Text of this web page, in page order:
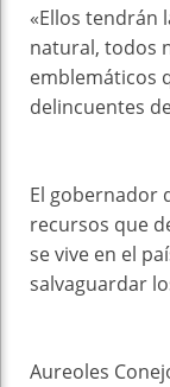
«Ellos tendrán
natural, todos
emblemáticos
delincuentes
El gobernador
recursos que
se vive en el
salvaguardar
Aureoles